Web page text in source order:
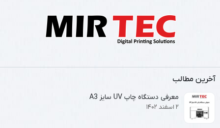
آخرین مطالب
معرفی دستگاه چاپ UV سایز A3
۲ اسفند ۱۴۰۲